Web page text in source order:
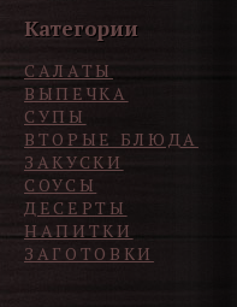
Категории
САЛАТЫ
ВЫПЕЧКА
СУПЫ
ВТОРЫЕ БЛЮДА
ЗАКУСКИ
СОУСЫ
ДЕСЕРТЫ
НАПИТКИ
ЗАГОТОВКИ